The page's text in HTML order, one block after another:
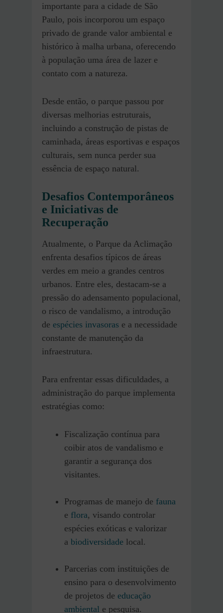
importante para a cidade de São
Paulo, pois incorporou um espaço
privado de grande valor ambiental e
histórico à malha urbana, oferecendo
à população uma área de lazer e
contato com a natureza.
Desde então, o parque passou por
diversas melhorias estruturais,
incluindo a construção de pistas de
caminhada, áreas esportivas e espaços
culturais, sem nunca perder sua
essência de espaço natural.
Desafios Contemporâneos
e Iniciativas de
Recuperação
Atualmente, o Parque da Aclimação
enfrenta desafios típicos de áreas
verdes em meio a grandes centros
urbanos. Entre eles, destacam-se a
pressão do adensamento populacional,
o risco de vandalismo, a introdução
de espécies invasoras e a necessidade
constante de manutenção da
infraestrutura.
Para enfrentar essas dificuldades, a
administração do parque implementa
estratégias como:
Fiscalização contínua para
coibir atos de vandalismo e
garantir a segurança dos
visitantes.
Programas de manejo de fauna
e flora, visando controlar
espécies exóticas e valorizar
a biodiversidade local.
Parcerias com instituições de
ensino para o desenvolvimento
de projetos de educação
ambiental e pesquisa.